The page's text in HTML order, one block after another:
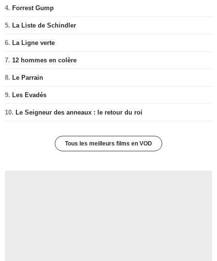
4. Forrest Gump
5. La Liste de Schindler
6. La Ligne verte
7. 12 hommes en colère
8. Le Parrain
9. Les Evadés
10. Le Seigneur des anneaux : le retour du roi
Tous les meilleurs films en VOD